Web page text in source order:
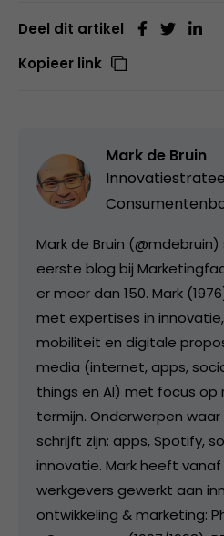
Deel dit artikel
Kopieer link
Mark de Bruin
Mark de Bruin
eerste blog bij
er meer dan 150. Mark
met expertises in
mobiliteit en digitale
media (internet, apps,
things en AI) met focus op
termijn. Onderwerpen
schrijft zijn: apps, Spotify,
innovatie. Mark heeft vanaf
werkgevers gewerkt aan
ontwikkeling & marketing: